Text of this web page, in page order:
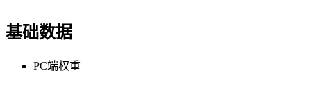
基础数据
PC端权重